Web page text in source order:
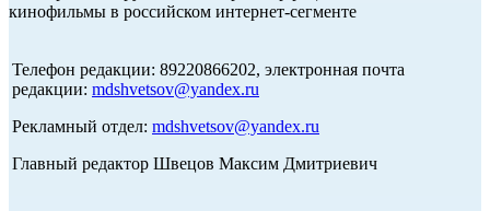
кинофильмы в российском интернет-сегменте
Телефон редакции: 89220866202, электронная почта
редакции: mdshvetsov@yandex.ru
Рекламный отдел: mdshvetsov@yandex.ru
Главный редактор Швецов Максим Дмитриевич